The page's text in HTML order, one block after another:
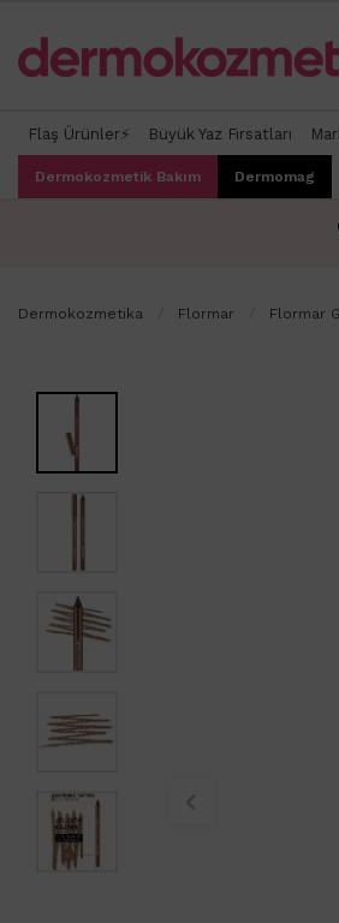
Flaş Ürünler⚡ Büyük Yaz Fırsatları
Dermokozmetik Bakım Dermomag
Dermokozmetika Flormar Flormar